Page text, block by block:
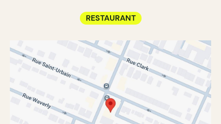
RESTAURANT